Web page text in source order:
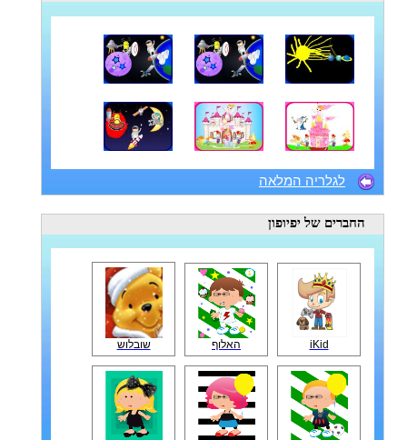
לגלריה המלאה
החברים של יפיופון
iKid האלוף שובלוש